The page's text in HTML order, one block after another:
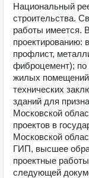
Национальный
строительства.
работы имеется.
проектированию:
профлист,
фиброцемент); по
жилых помещений
технических
зданий для
Московской
проектов в
Московской
ГИП, высшее
проектные
следующей